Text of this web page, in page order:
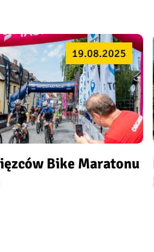
19.08.2025
Bike Maratonu